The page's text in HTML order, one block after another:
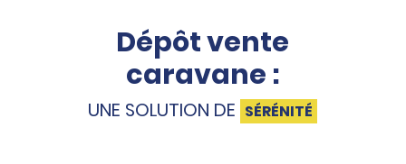
Dépôt vente
caravane :
UNE SOLUTION DE SÉRÉNITÉ